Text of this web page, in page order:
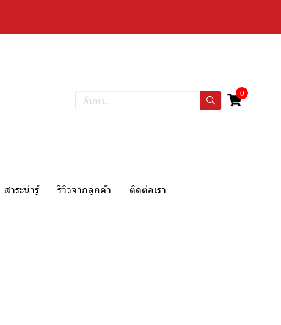
0
สาระน่ารู้ รีวิวจากลูกค้า ติดต่อเรา